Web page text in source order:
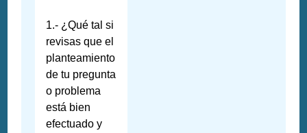
1.- ¿Qué tal si
revisas que el
planteamiento
de tu pregunta
o problema
está bien
efectuado y